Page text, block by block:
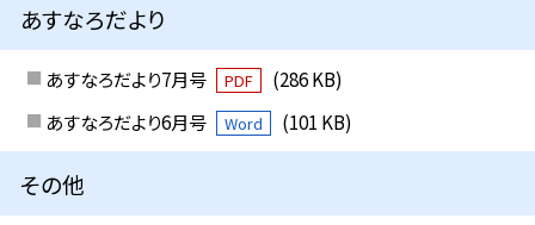
あすなろだより
あすなろだより7月号 PDF
(286 KB)
あすなろだより6月号
Word (101 KB)
その他